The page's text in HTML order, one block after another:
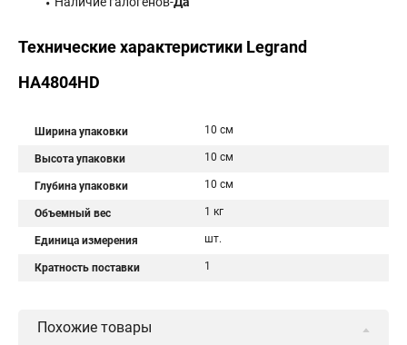
Технические характеристики Legrand
HA4804HD
Ширина упаковки 10 см
Высота упаковки 10 см
Глубина упаковки 10 см
Объемный вес 1 кг
Единица измерения шт.
Кратность поставки 1
Похожие товары